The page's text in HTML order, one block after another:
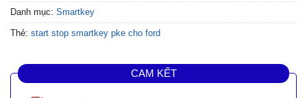
Danh mục: Smartkey
Thẻ: start stop smartkey pke cho ford
CAM KẾT